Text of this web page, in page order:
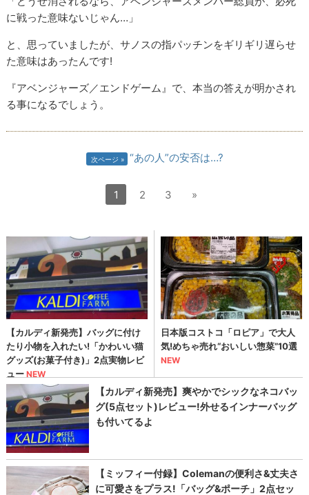
に戦った意味ないじゃん…」
と、思っていましたが、サノスの指パッチンをギリギリ遅らせ
た意味はあったんです!
『アベンジャーズ／エンドゲーム』で、本当の答えが明かされ
る事になるでしょう。
次ページ “あの人”の安否は…?
1 2 3 »